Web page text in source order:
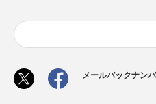
メールバックナン